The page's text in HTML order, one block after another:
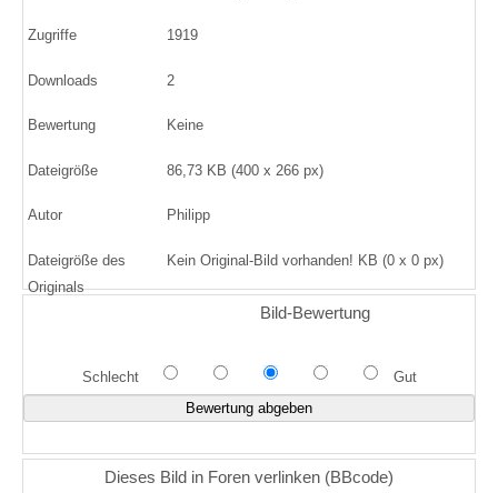
Zugriffe 1919
Downloads 2
Bewertung Keine
Dateigröße 86,73 KB (400 x 266 px)
Autor Philipp
Dateigröße des
Originals
Kein Original-Bild vorhanden! KB (0 x 0 px)
Bild-Bewertung
Schlecht Gut
Dieses Bild in Foren verlinken (BBcode)